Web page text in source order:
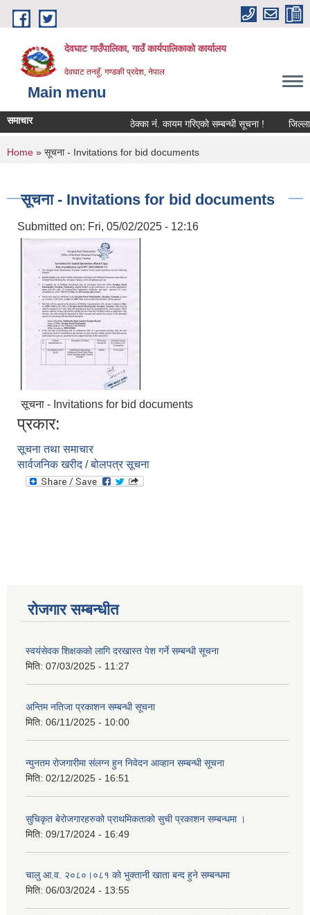
Skip to main content
देवघाट गाउँपालिका, गाउँ कार्यपालिकाको कार्यालय
देवघाट तनहुँ, गण्डकी प्रदेश, नेपाल
Main menu
समाचार ठेक्का नंं. कायम गरिएको सम्बन्धी सूचना ! जिल्ला
You are here
Home » सूचना - Invitations for bid documents
सूचना - Invitations for bid documents
Submitted on: Fri, 05/02/2025 - 12:16
सूचना - Invitations for bid documents
प्रकार:
सूचना तथा समाचार
सार्वजनिक खरीद / बोलपत्र सूचना
रोजगार सम्बन्धीत
स्वयंसेवक शिक्षकको लागि दरखास्त पेश गर्ने सम्बन्धी सूचना
मिति: 07/03/2025 - 11:27
अन्तिम नतिजा प्रकाशन सम्बन्धी सूचना
मिति: 06/11/2025 - 10:00
न्युनतम रोजगारीमा संलग्न हुन निवेदन आव्हान सम्बन्धी सूचना
मिति: 02/12/2025 - 16:51
सुचिकृत बेरोजगारहरुको प्राथमिकताको सुची प्रकाशन सम्बन्धमा ।
मिति: 09/17/2024 - 16:49
चालु आ.व. २०८०।०८१ को भुक्तानी खाता बन्द हुने सम्बन्धमा
मिति: 06/03/2024 - 13:55